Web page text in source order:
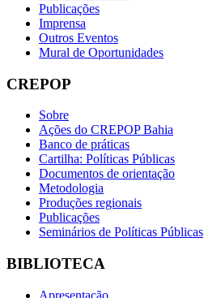
Publicações
Imprensa
Outros Eventos
Mural de Oportunidades
CREPOP
Sobre
Ações do CREPOP Bahia
Banco de práticas
Cartilha: Políticas Públicas
Documentos de orientação
Metodologia
Produções regionais
Publicações
Seminários de Políticas Públicas
BIBLIOTECA
Apresentação